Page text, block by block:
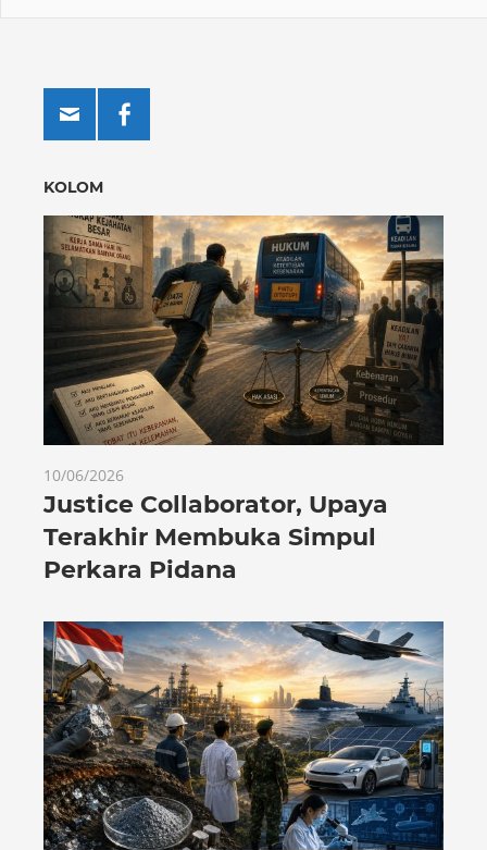
KOLOM
10/06/2026
Justice Collaborator, Upaya
Terakhir Membuka Simpul
Perkara Pidana